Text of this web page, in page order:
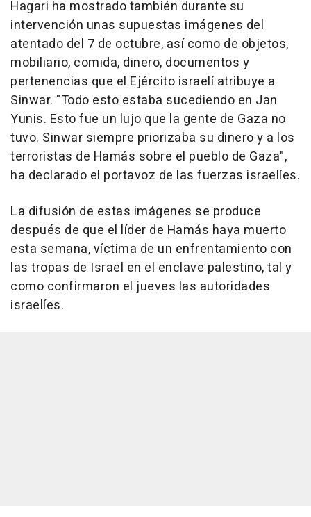
Hagari ha mostrado también durante su
intervención unas supuestas imágenes del
atentado del 7 de octubre, así como de objetos,
mobiliario, comida, dinero, documentos y
pertenencias que el Ejército israelí atribuye a
Sinwar. "Todo esto estaba sucediendo en Jan
Yunis. Esto fue un lujo que la gente de Gaza no
tuvo. Sinwar siempre priorizaba su dinero y a los
terroristas de Hamás sobre el pueblo de Gaza",
ha declarado el portavoz de las fuerzas israelíes.
La difusión de estas imágenes se produce
después de que el líder de Hamás haya muerto
esta semana, víctima de un enfrentamiento con
las tropas de Israel en el enclave palestino, tal y
como confirmaron el jueves las autoridades
israelíes.